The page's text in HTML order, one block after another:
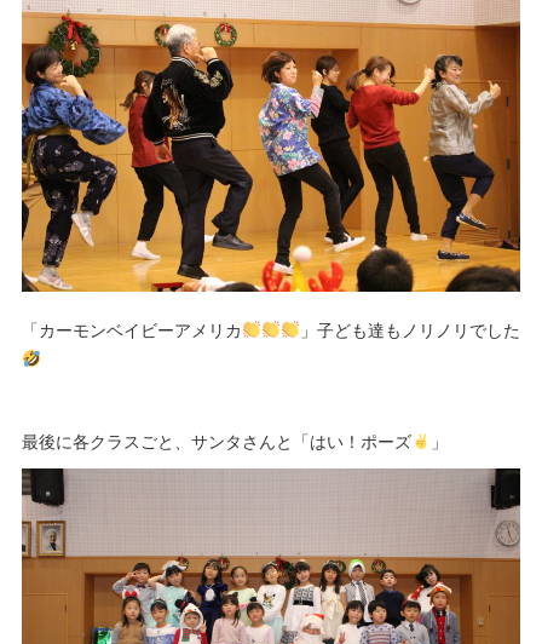
「カーモンベイビーアメリカ 」子ども達もノリノリでした
最後に各クラスごと、サンタさんと「はい！ポーズ 」